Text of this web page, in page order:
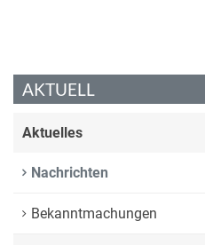
AKTUELL
Aktuelles
Nachrichten
Bekanntmachungen